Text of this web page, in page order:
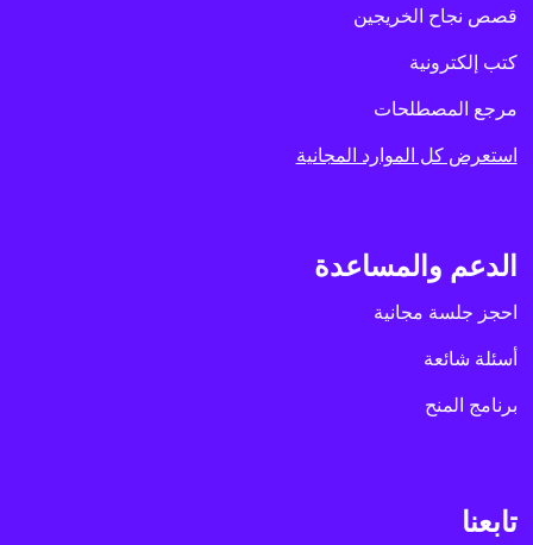
قصص نجاح الخريجين
كتب إلكترونية
مرجع المصطلحات
استعرض كل الموارد المجانية
الدعم والمساعدة
احجز جلسة مجانية
أسئلة شائعة
برنامج المنح
تابعنا